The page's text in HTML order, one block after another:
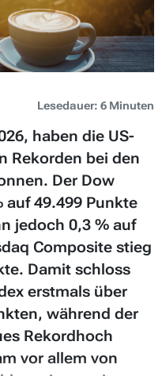
Lesedauer: 6 Minuten
haben die US-
Rekorden bei den
Der Dow
auf 49.499 Punkte
jedoch 0,3 % auf
Composite stieg
Damit schloss
erstmals über
während der
Rekordhoch
vor allem von